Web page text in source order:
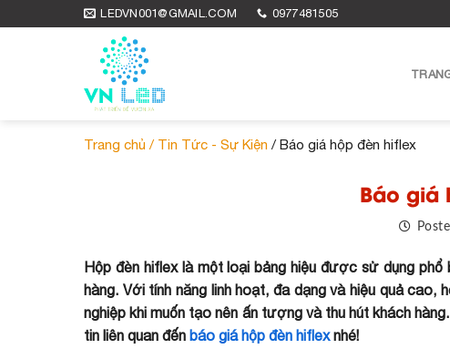
LEDVN001@GMAIL.COM 0977481505
Trang chủ / Tin Tức - Sự Kiện / Báo giá hộp đèn hiflex
Báo giá
Hộp đèn hiflex là một loại bảng hiệu được sử dụng
hàng. Với tính năng linh hoạt, đa dạng và hiệu quả
nghiệp khi muốn tạo nên ấn tượng và thu hút khách
tin liên quan đến báo giá hộp đèn hiflexnhé!